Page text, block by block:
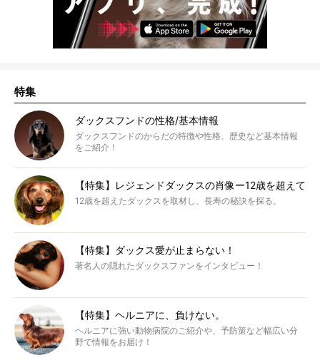
特集
ダックスフンドの性格/基本情報
ダックスフンドのからだの特徴や性格、歴史など基本情報
をご紹介！
【特集】レジェンドダックスの肖像ー12歳を超えて
12歳を超えたダックスを取材し、長寿の秘訣を探る。
【特集】ダックス愛が止まらない！
著名人の隠れたダックスファンをインタビュー！
【特集】ヘルニアに、負けない。
ヘルニアに強い動物病院のご紹介や、予防策など幅広い分
野で情報をお届け！